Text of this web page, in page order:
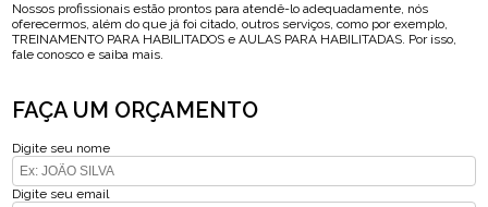
Nossos profissionais estão prontos para atendê-lo adequadamente, nós
oferecermos, além do que já foi citado, outros serviços, como por exemplo,
TREINAMENTO PARA HABILITADOS e AULAS PARA HABILITADAS. Por isso,
fale conosco e saiba mais.
FAÇA UM ORÇAMENTO
Digite seu nome
Digite seu email